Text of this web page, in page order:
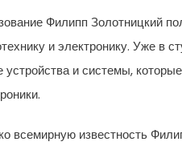
Филипп Золотницкий
и электронику. Уже в
устройства и системы,
всемирную известность